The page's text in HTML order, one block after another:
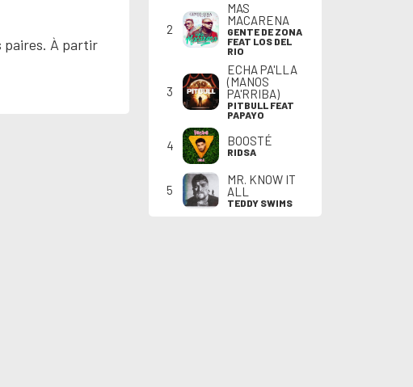
paires. À partir
2
MAS
MACARENA
GENTE DE ZONA
FEAT LOS DEL
RIO
3
ECHA PA'LLA
(MANOS
PA'RRIBA)
PITBULL FEAT
PAPAYO
4 BOOSTÉ
RIDSA
5
MR. KNOW IT
ALL
TEDDY SWIMS